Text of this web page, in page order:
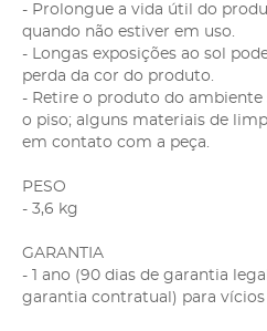
- Prolongue a vida útil do
quando não estiver em uso.
- Longas exposições ao sol
perda da cor do produto.
- Retire o produto do
o piso; alguns materiais de
em contato com a peça.
PESO
- 3,6 kg
GARANTIA
- 1 ano (90 dias de garantia
garantia contratual) para